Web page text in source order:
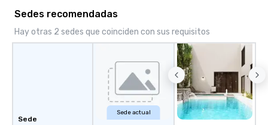
reservation
day execution; and
and analytics. Frictionless conducts
its day to day
term goal of
productive and
relationships with our
and the executive
Sedes recomendadas
Hay otras 2 sedes que coinciden con sus requisitos
Sede
Sede actual